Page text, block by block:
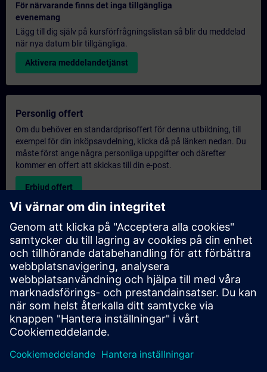
För närvarande finns det inga tillgängliga
evenemang
Lägg till dig själv på kursförfrågningslistan så blir du meddelad
när nya datum blir tillgängliga.
Aktivera meddelandetjänst
Personlig offert
Om du behöver en standardprisoffert för denna utbildning, till
exempel för din inköpsavdelning, klicka då på länken nedan. Du
måste först ange några personliga uppgifter och därefter
kommer en offert att skickas till din e-post.
Erbjud offert
Exklusiv utbildningsförfrågan
Vänligen fyll i förfrågningsformuläret nedan om du behöver en
offert för en exklusiv utbildningskurs antingen på plats, virtuellt
eller vid vårt SITRAIN utbildningscenter. Denna typ av förfrågan
passar för större grupper (6 och uppåt). Efter att du har angett
dina kontaktuppgifter och dina utbildningskrav, kommer du att
få en offert från oss.
Begär exklusiv offert